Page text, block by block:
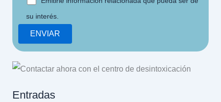
su interés.
Entradas